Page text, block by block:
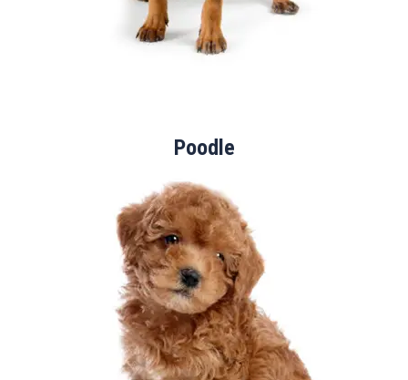
Poodle